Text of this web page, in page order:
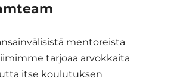
mentoreista
tarjoaa arvokkaita
itse koulutuksen